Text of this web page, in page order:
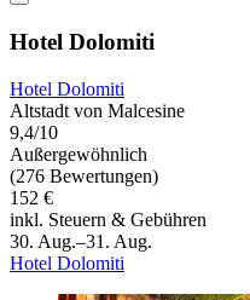
Hotel Dolomiti
Hotel Dolomiti
Altstadt von Malcesine
9,4/10
Außergewöhnlich
(276 Bewertungen)
152 €
inkl. Steuern & Gebühren
30. Aug.–31. Aug.
Hotel Dolomiti